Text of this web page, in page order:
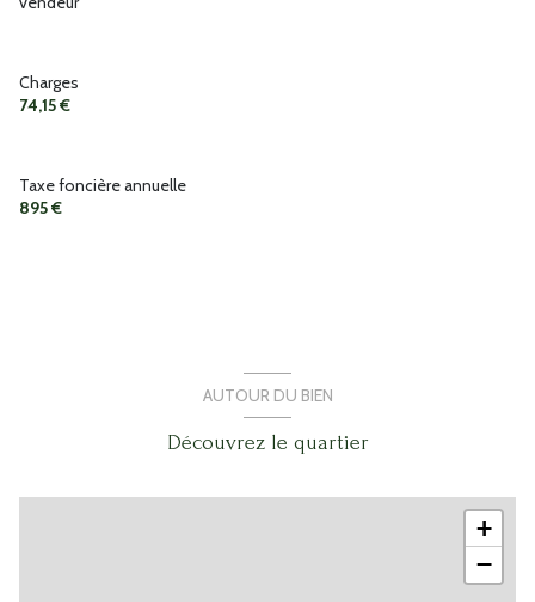
Charges
74,15 €
Taxe foncière annuelle
895 €
AUTOUR DU BIEN
Découvrez le quartier
+
−